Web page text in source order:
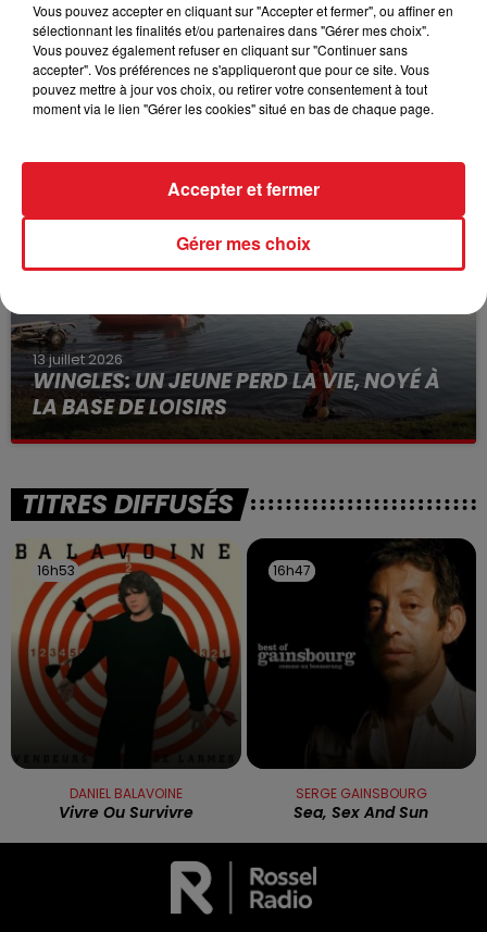
15 juillet 2026
BÉTHUNE: ENQUÊTE POUR HOMICIDE
Selon les premiers éléments, le logement servait
à des prostituées
13 juillet 2026
WINGLES: UN JEUNE PERD LA VIE, NOYÉ À
LA BASE DE LOISIRS
La victime a coulé à pic
TITRES DIFFUSÉS
16h53
16h53
DANIEL BALAVOINE
Vivre Ou Survivre
16h47
16h47
SERGE GAINSBOURG
Sea, Sex And Sun
Vous pouvez accepter en cliquant sur "Accepter et fermer", ou affiner en
sélectionnant les finalités et/ou partenaires dans "Gérer mes choix".
Vous pouvez également refuser en cliquant sur "Continuer sans
accepter". Vos préférences ne s'appliqueront que pour ce site. Vous
pouvez mettre à jour vos choix, ou retirer votre consentement à tout
moment via le lien "Gérer les cookies" situé en bas de chaque page.
Gérer mes choix
Accepter et fermer